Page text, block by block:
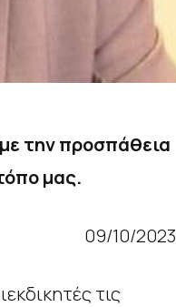
την προσπάθεια
μας.
09/10/2023
τις